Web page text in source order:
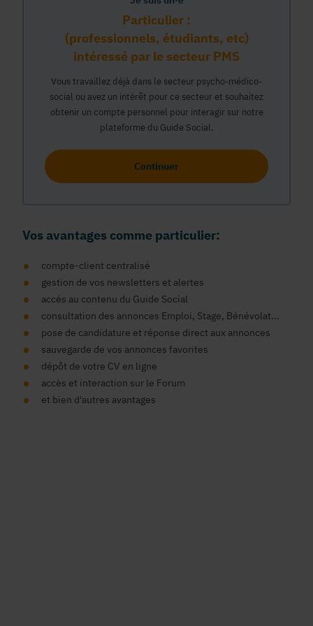
Particulier :
(professionnels, étudiants, etc)
intéressé par le secteur PMS
Vous travaillez déjà dans le secteur psycho-médico-
social ou avez un intérêt pour ce secteur et souhaitez
obtenir un compte personnel pour interagir sur notre
plateforme du Guide Social.
Continuer
Vos avantages comme particulier:
compte-client centralisé
gestion de vos newsletters et alertes
accés au contenu du Guide Social
consultation des annonces Emploi, Stage, Bénévolat...
pose de candidature et réponse direct aux annonces
sauvegarde de vos annonces favorites
dépôt de votre CV en ligne
accès et interaction sur le Forum
et bien d'autres avantages